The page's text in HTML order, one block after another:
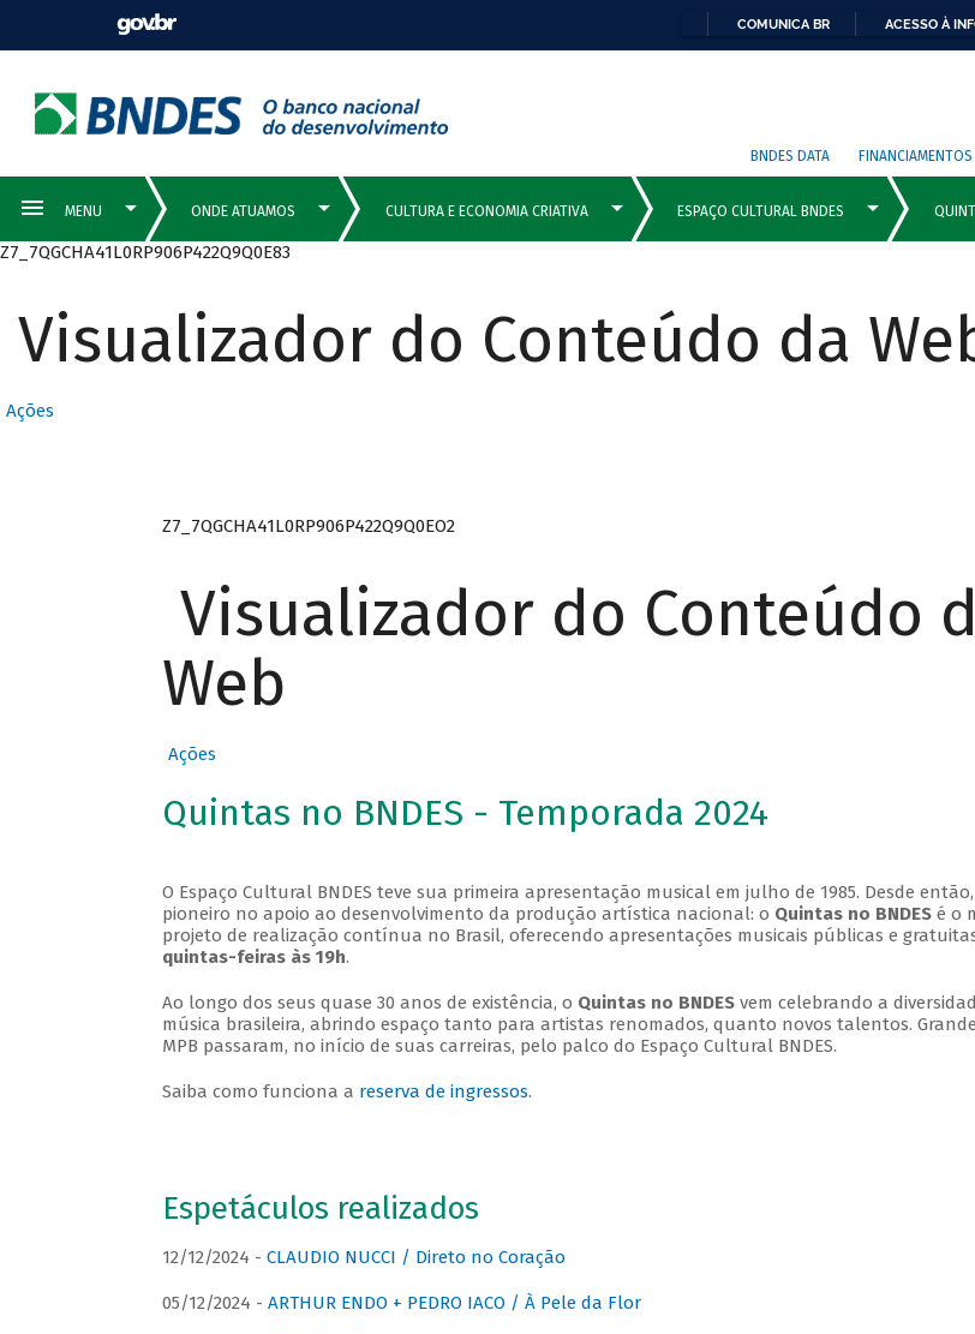
COMUNICA BR ACESSO À
BNDES DATA FINANCIAMENTOS
Z7_7QGCHA41L0RP906P422Q9Q0E83
Visualizador do Conteúdo da
Ações
Z7_7QGCHA41L0RP906P422Q9Q0EO2
Visualizador do Conteúdo
Web
Ações
Quintas no BNDES - Temporada 2024
O Espaço Cultural BNDES teve sua primeira apresentação musical em julho de 1985. Desde
pioneiro no apoio ao desenvolvimento da produção artística nacional: o Quintas no BNDESé o
projeto de realização contínua no Brasil, oferecendo apresentações musicais públicas e
quintas-feiras às 19h.
Ao longo dos seus quase 30 anos de existência, o Quintas no BNDESvem celebrando a
música brasileira, abrindo espaço tanto para artistas renomados, quanto novos talentos.
MPB passaram, no início de suas carreiras, pelo palco do Espaço Cultural BNDES.
Saiba como funciona a reserva de ingressos.
Espetáculos realizados
12/12/2024 - CLAUDIO NUCCI / Direto no Coração
05/12/2024 - ARTHUR ENDO + PEDRO IACO / À Pele da Flor